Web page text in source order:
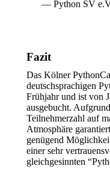
— Python SV
Fazit
Das Kölner
deutschsprachigen
Frühjahr und ist von
ausgebucht.
Teilnehmerzahl auf
Atmosphäre
genügend
einer sehr
gleichgesinnten